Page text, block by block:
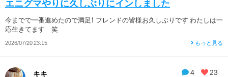
エニグマやりに久しぶりにインしました
今までで一番進めたので満足！ フレンドの皆様お久しぶりです わたしは一
応生きてます 笑
2026/07/20 23:15 もっと見る
4 23
キキ